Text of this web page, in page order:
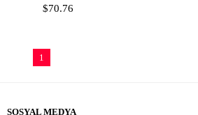
$70.76
1
SOSYAL MEDYA